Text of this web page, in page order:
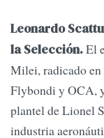
Leonardo
la Selección.El
Milei, radicado en
Flybondi y OCA,
plantel de Lionel
industria